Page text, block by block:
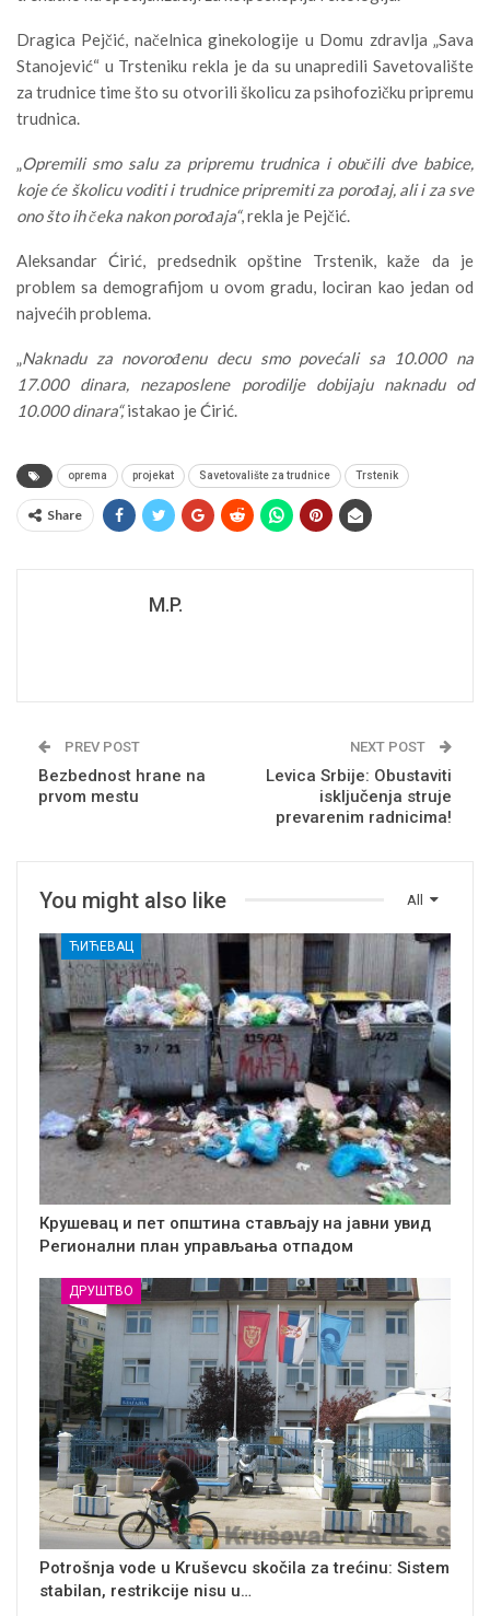
Dragica Pejčić, načelnica ginekologije u Domu zdravlja „Sava
Stanojević“ u Trsteniku rekla je da su unapredili Savetovalište
za trudnice time što su otvorili školicu za psihofozičku pripremu
trudnica.
„Opremili smo salu za pripremu trudnica i obučili dve babice,
koje će školicu voditi i trudnice pripremiti za porođaj, ali i za sve
ono što ih čeka nakon porođaja“, rekla je Pejčić.
Aleksandar Ćirić, predsednik opštine Trstenik, kaže da je
problem sa demografijom u ovom gradu, lociran kao jedan od
najvećih problema.
„Naknadu za novorođenu decu smo povećali sa 10.000 na
17.000 dinara, nezaposlene porodilje dobijaju naknadu od
10.000 dinara“,istakao je Ćirić.
oprema projekat Savetovalište za trudnice Trstenik
Share
M.P.
PREV POST
Bezbednost hrane na
prvom mestu
NEXT POST
Levica Srbije: Obustaviti
isključenja struje
prevarenim radnicima!
All
You might also like
ЋИЋЕВАЦ
Крушевац и пет општина стављају на јавни увид
Регионални план управљања отпадом
ДРУШТВО
Potrošnja vode u Kruševcu skočila za trećinu: Sistem
stabilan, restrikcije nisu u…